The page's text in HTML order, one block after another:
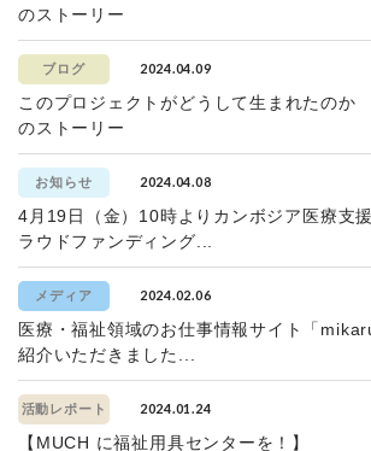
のストーリー
ブログ 2024.04.09
このプロジェクトがどうして生まれたのか
のストーリー
お知らせ 2024.04.08
4月19日（金）10時よりカンボジア医療支
ラウドファンディング...
メディア 2024.02.06
医療・福祉領域のお仕事情報サイト「
紹介いただきました...
活動レポート 2024.01.24
【MUCH に福祉用具センターを！】